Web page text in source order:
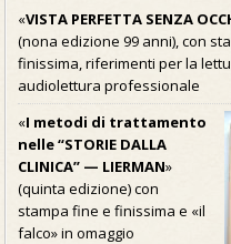
«VISTA PERFETTA SENZA
(nona edizione 99 anni), con
finissima, riferimenti per la
audiolettura professionale
«I metodi di trattamento
nelle “STORIE DALLA
CLINICA” — LIERMAN»
(quinta edizione) con
stampa fine e finissima e «il
falco» in omaggio